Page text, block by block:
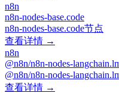
n8n
n8n-nodes-base.code
n8n-nodes-base.code节点
查看详情 →
n8n
@n8n/n8n-nodes-
@n8n/n8n-nodes-
查看详情 →